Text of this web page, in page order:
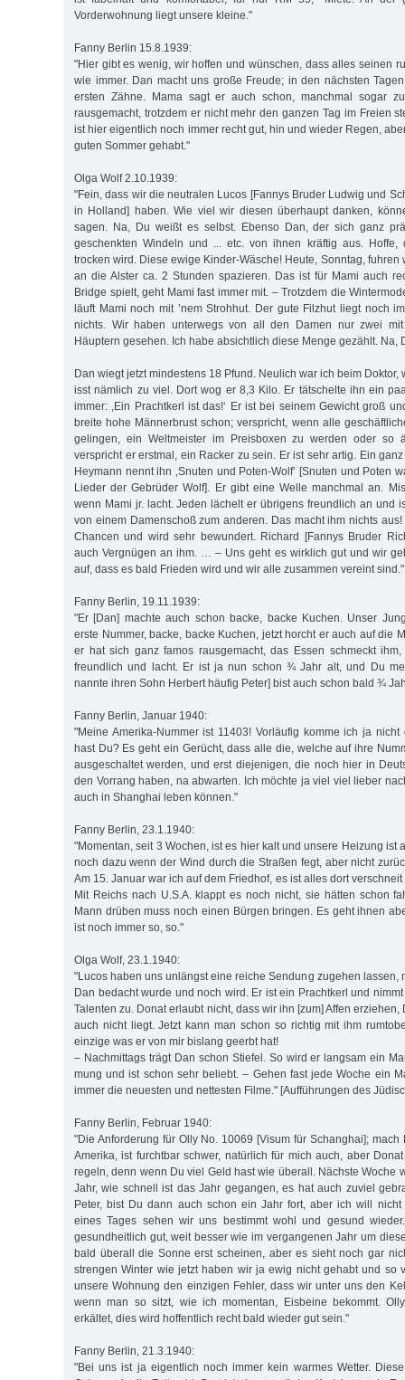
Vorderwohnung liegt unsere kleine."
Fanny Berlin 15.8.1939:
"Hier gibt es wenig, wir hoffen und wünschen, dass alles seinen
wie immer. Dan macht uns große Freude; in den nächsten
ersten Zähne. Mama sagt er auch schon, manchmal sogar
rausgemacht, trotzdem er nicht mehr den ganzen Tag im Freien
ist hier eigentlich noch immer recht gut, hin und wieder Regen,
guten Sommer gehabt."
Olga Wolf 2.10.1939:
"Fein, dass wir die neutralen Lucos [Fannys Bruder Ludwig und
in Holland] haben. Wie viel wir diesen überhaupt danken,
sagen. Na, Du weißt es selbst. Ebenso Dan, der sich ganz
geschenkten Windeln und ... etc. von ihnen kräftig aus. Hoffe,
trocken wird. Diese ewige Kinder-Wäsche! Heute, Sonntag, fuhren
an die Alster ca. 2 Stunden spazieren. Das ist für Mami auch
Bridge spielt, geht Mami fast immer mit. – Trotzdem die
läuft Mami noch mit ’nem Strohhut. Der gute Filzhut liegt noch
nichts. Wir haben unterwegs von all den Damen nur zwei
Häuptern gesehen. Ich habe absichtlich diese Menge gezählt. Na,
Dan wiegt jetzt mindestens 18 Pfund. Neulich war ich beim Doktor,
isst nämlich zu viel. Dort wog er 8,3 Kilo. Er tätschelte ihn ein
immer: ,Ein Prachtkerl ist das!‘ Er ist bei seinem Gewicht groß
breite hohe Männerbrust schon; verspricht, wenn alle
gelingen, ein Weltmeister im Preisboxen zu werden oder so
verspricht er erstmal, ein Racker zu sein. Er ist sehr artig. Ein
Heymann nennt ihn ‚Snuten und Poten-Wolf’ [Snuten und Poten
Lieder der Gebrüder Wolf]. Er gibt eine Welle manchmal an.
wenn Mami jr. lacht. Jeden lächelt er übrigens freundlich an und
von einem Damenschoß zum anderen. Das macht ihm nichts
Chancen und wird sehr bewundert. Richard [Fannys Bruder
auch Vergnügen an ihm. … – Uns geht es wirklich gut und wir
auf, dass es bald Frieden wird und wir alle zusammen vereint sind."
Fanny Berlin, 19.11.1939:
"Er [Dan] machte auch schon backe, backe Kuchen. Unser
erste Nummer, backe, backe Kuchen, jetzt horcht er auch auf die
er hat sich ganz famos rausgemacht, das Essen schmeckt
freundlich und lacht. Er ist ja nun schon ¾ Jahr alt, und Du
nannte ihren Sohn Herbert häufig Peter] bist auch schon bald ¾
Fanny Berlin, Januar 1940:
"Meine Amerika-Nummer ist 11403! Vorläufig komme ich ja nicht
hast Du? Es geht ein Gerücht, dass alle die, welche auf ihre
ausgeschaltet werden, und erst diejenigen, die noch hier in
den Vorrang haben, na abwarten. Ich möchte ja viel viel lieber
auch in Shanghai leben können."
Fanny Berlin, 23.1.1940:
"Momentan, seit 3 Wochen, ist es hier kalt und unsere Heizung ist
noch dazu wenn der Wind durch die Straßen fegt, aber nicht
Am 15. Januar war ich auf dem Friedhof, es ist alles dort
Mit Reichs nach U.S.A. klappt es noch nicht, sie hätten schon
Mann drüben muss noch einen Bürgen bringen. Es geht ihnen
ist noch immer so, so."
Olga Wolf, 23.1.1940:
"Lucos haben uns unlängst eine reiche Sendung zugehen lassen,
Dan bedacht wurde und noch wird. Er ist ein Prachtkerl und
Talenten zu. Donat erlaubt nicht, dass wir ihn [zum] Affen
auch nicht liegt. Jetzt kann man schon so richtig mit ihm
einzige was er von mir bislang geerbt hat!
– Nachmittags trägt Dan schon Stiefel. So wird er langsam ein
mung und ist schon sehr beliebt. – Gehen fast jede Woche ein
immer die neuesten und nettesten Filme." [Aufführungen des
Fanny Berlin, Februar 1940:
"Die Anforderung für Olly No. 10069 [Visum für Schanghai];
Amerika, ist furchtbar schwer, natürlich für mich auch, aber
regeln, denn wenn Du viel Geld hast wie überall. Nächste Woche
Jahr, wie schnell ist das Jahr gegangen, es hat auch zuviel
Peter, bist Du dann auch schon ein Jahr fort, aber ich will nicht
eines Tages sehen wir uns bestimmt wohl und gesund
gesundheitlich gut, weit besser wie im vergangenen Jahr um
bald überall die Sonne erst scheinen, aber es sieht noch gar
strengen Winter wie jetzt haben wir ja ewig nicht gehabt und so
unsere Wohnung den einzigen Fehler, dass wir unter uns den
wenn man so sitzt, wie ich momentan, Eisbeine bekommt.
erkältet, dies wird hoffentlich recht bald wieder gut sein."
Fanny Berlin, 21.3.1940:
"Bei uns ist ja eigentlich noch immer kein warmes Wetter.